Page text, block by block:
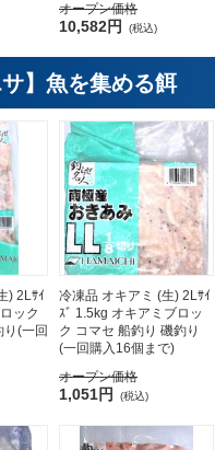
オープン価格
10,582円 (税込)
サ】魚を集める餌
) 2Lｻｲ
ック
り(一回
冷凍品 オキアミ (生) 2Lｻｲ
ｽﾞ 1.5kg オキアミブロッ
ク コマセ 船釣り 磯釣り
(一回購入16個まで)
オープン価格
1,051円 (税込)